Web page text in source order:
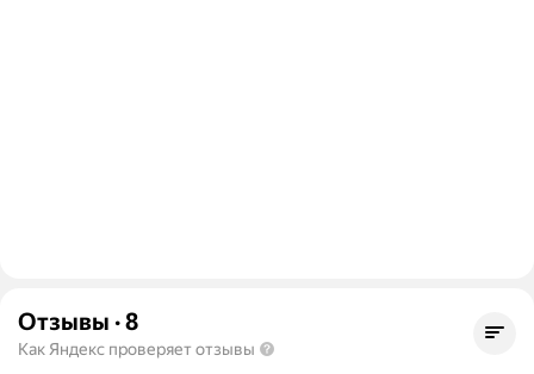
Отзывы ·8
Как Яндекс проверяет отзывы